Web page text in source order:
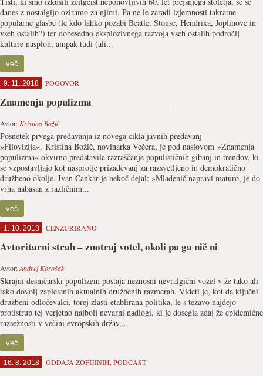
danes z nostalgijo oziramo za njimi. Pa ne le zaradi izjemnosti takratne
popularne glasbe (le kdo lahko pozabi Beatle, Stonse, Hendrixa, Joplinove in
vseh ostalih?) ter dobesedno eksplozivnega razvoja vseh ostalih področij
kulture nasploh, ampak tudi (ali...
več
9. 11. 2018 POGOVOR
Znamenja populizma
Avtor: Kristina Božič
Posnetek prvega predavanja iz novega cikla javnih predavanj
»Filovizija«. Kristina Božič, novinarka Večera, je pod naslovom »Znamenja
populizma« okvirno predstavila razraščanje populističnih gibanj in trendov, ki
se vzpostavljajo kot nasprotje prizadevanj za razsvetljeno in demokratično
družbeno okolje. Ivan Cankar je nekoč dejal: »Mladenič napravi maturo, je do
vrha nabasan z različnim...
več
1. 10. 2018 CENZURIRANO
Avtoritarni strah – znotraj votel, okoli pa ga nič ni
Avtor:Andrej Korošak
Skrajni desničarski populizem postaja neznosni nevralgični vozel v že tako ali
tako dovolj zapletenih aktualnih družbenih razmerah. Videti je, kot da ključni
družbeni odločevalci, torej zlasti etablirana politika, le s težavo najdejo
protistrup tej verjetno najbolj nevarni nadlogi, ki je dosegla zdaj že epidemične
razsežnosti v večini evropskih držav,...
več
16. 8. 2018 ODDAJA ZOFIJINIH, PODCAST